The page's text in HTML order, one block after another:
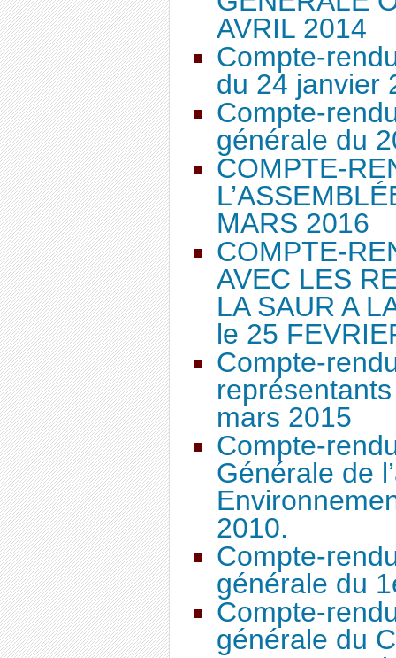
AVRIL 2014
Compte-
du 24 janvier
Compte-
générale du
COMPTE-
MARS 2016
COMPTE-
AVEC LES
LA SAUR A
le 25
Compte-
mars 2015
Compte-
Générale de
2010.
Compte-
générale du
Compte-
générale du